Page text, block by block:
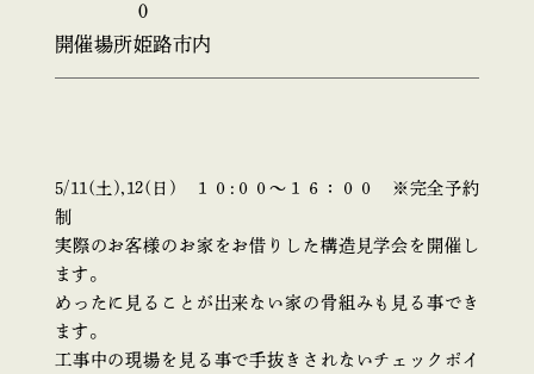
０
開催場所姫路市内
5/11(土),12(日) １０:００〜１６：００ ※完全予約
制
実際のお客様のお家をお借りした構造見学会を開催し
ます。
めったに見ることが出来ない家の骨組みも見る事でき
ます。
工事中の現場を見る事で手抜きされないチェックポイ